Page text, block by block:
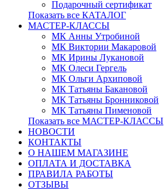
Подарочный сертификат
Показать все КАТАЛОГ
МАСТЕР-КЛАССЫ
МК Анны Утробиной
МК Виктории Макаровой
МК Ирины Лукановой
МК Олеси Гергель
МК Ольги Архиповой
МК Татьяны Бакановой
МК Татьяны Бронниковой
МК Татьяны Пименовой
Показать все МАСТЕР-КЛАССЫ
НОВОСТИ
КОНТАКТЫ
О НАШЕМ МАГАЗИНЕ
ОПЛАТА И ДОСТАВКА
ПРАВИЛА РАБОТЫ
ОТЗЫВЫ